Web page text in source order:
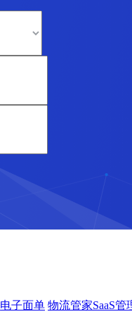
电子面单 物流管家SaaS管